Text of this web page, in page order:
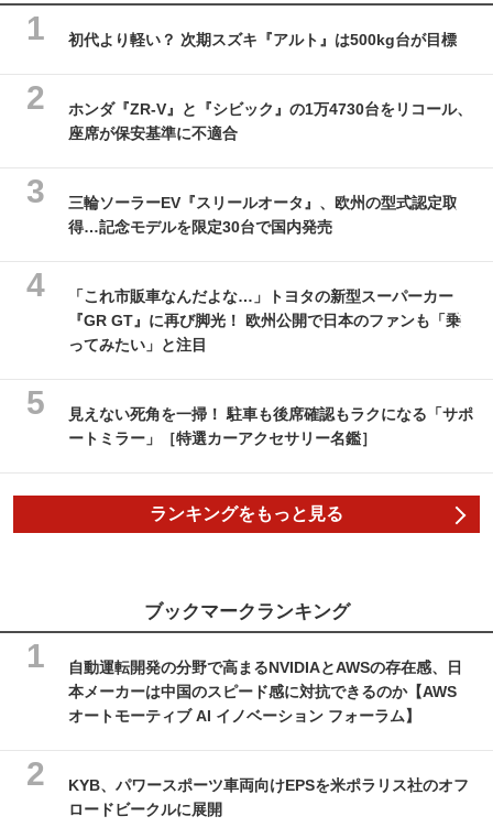
初代より軽い？ 次期スズキ『アルト』は500kg台が目標
ホンダ『ZR-V』と『シビック』の1万4730台をリコール、
座席が保安基準に不適合
三輪ソーラーEV『スリールオータ』、欧州の型式認定取
得…記念モデルを限定30台で国内発売
「これ市販車なんだよな…」トヨタの新型スーパーカー
『GR GT』に再び脚光！ 欧州公開で日本のファンも「乗
ってみたい」と注目
見えない死角を一掃！ 駐車も後席確認もラクになる「サポ
ートミラー」［特選カーアクセサリー名鑑］
ランキングをもっと見る
ブックマークランキング
自動運転開発の分野で高まるNVIDIAとAWSの存在感、日
本メーカーは中国のスピード感に対抗できるのか【AWS
オートモーティブ AI イノベーション フォーラム】
KYB、パワースポーツ車両向けEPSを米ポラリス社のオフ
ロードビークルに展開